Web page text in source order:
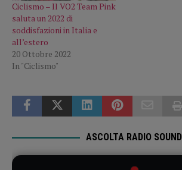
Ciclismo – Il VO2 Team Pink
saluta un 2022 di
soddisfazioni in Italia e
all’estero
20 Ottobre 2022
In "Ciclismo"
ASCOLTA RADIO SOUND